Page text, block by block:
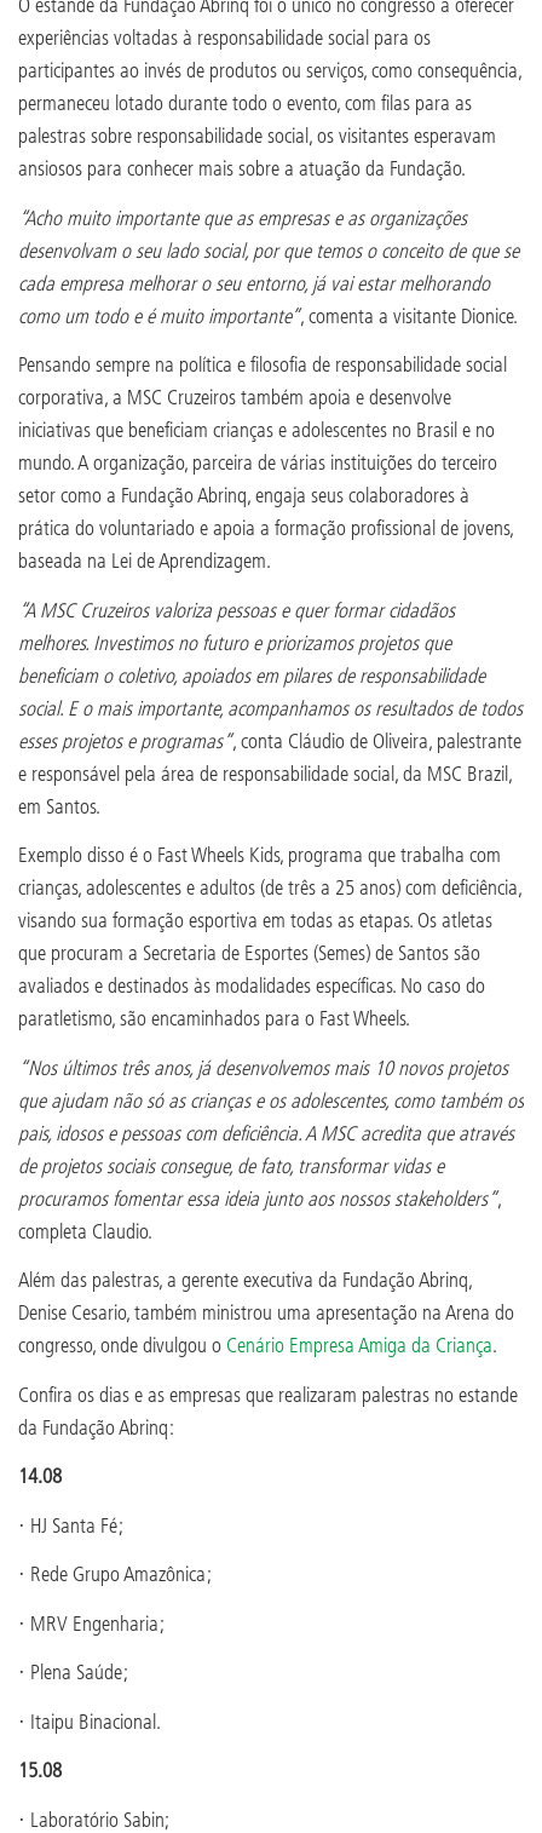
experiências voltadas à responsabilidade social para os
participantes ao invés de produtos ou serviços, como consequência,
permaneceu lotado durante todo o evento, com filas para as
palestras sobre responsabilidade social, os visitantes esperavam
ansiosos para conhecer mais sobre a atuação da Fundação.
“Acho muito importante que as empresas e as organizações
desenvolvam o seu lado social, por que temos o conceito de que se
cada empresa melhorar o seu entorno, já vai estar melhorando
como um todo e é muito importante”, comenta a visitante Dionice.
Pensando sempre na política e filosofia de responsabilidade social
corporativa, a MSC Cruzeiros também apoia e desenvolve
iniciativas que beneficiam crianças e adolescentes no Brasil e no
mundo. A organização, parceira de várias instituições do terceiro
setor como a Fundação Abrinq, engaja seus colaboradores à
prática do voluntariado e apoia a formação profissional de jovens,
baseada na Lei de Aprendizagem.
“A MSC Cruzeiros valoriza pessoas e quer formar cidadãos
melhores. Investimos no futuro e priorizamos projetos que
beneficiam o coletivo, apoiados em pilares de responsabilidade
social. E o mais importante, acompanhamos os resultados de todos
esses projetos e programas”, conta Cláudio de Oliveira, palestrante
e responsável pela área de responsabilidade social, da MSC Brazil,
em Santos.
Exemplo disso é o Fast Wheels Kids, programa que trabalha com
crianças, adolescentes e adultos (de três a 25 anos) com deficiência,
visando sua formação esportiva em todas as etapas. Os atletas
que procuram a Secretaria de Esportes (Semes) de Santos são
avaliados e destinados às modalidades específicas. No caso do
paratletismo, são encaminhados para o Fast Wheels.
“Nos últimos três anos, já desenvolvemos mais 10 novos projetos
que ajudam não só as crianças e os adolescentes, como também os
pais, idosos e pessoas com deficiência. A MSC acredita que através
de projetos sociais consegue, de fato, transformar vidas e
procuramos fomentar essa ideia junto aos nossos stakeholders”,
completa Claudio.
Além das palestras, a gerente executiva da Fundação Abrinq,
Denise Cesario, também ministrou uma apresentação na Arena do
congresso, onde divulgou o Cenário Empresa Amiga da Criança.
Confira os dias e as empresas que realizaram palestras no estande
da Fundação Abrinq:
14.08
· HJ Santa Fé;
· Rede Grupo Amazônica;
· MRV Engenharia;
· Plena Saúde;
· Itaipu Binacional.
15.08
· Laboratório Sabin;